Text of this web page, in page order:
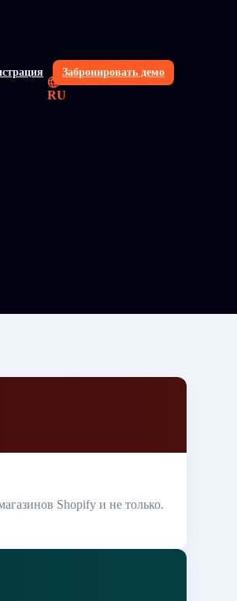
Забронировать демо
RU
Shopify и не только.